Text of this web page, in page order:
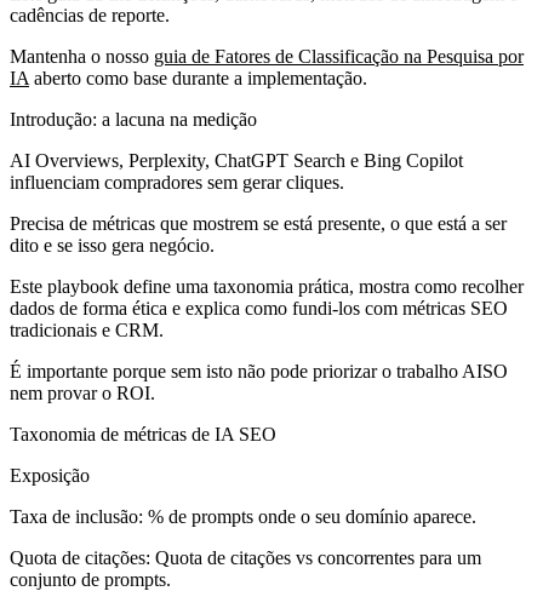
cadências de reporte.
Mantenha o nosso guia de Fatores de Classificação na Pesquisa por
IA aberto como base durante a implementação.
Introdução: a lacuna na medição
AI Overviews, Perplexity, ChatGPT Search e Bing Copilot
influenciam compradores sem gerar cliques.
Precisa de métricas que mostrem se está presente, o que está a ser
dito e se isso gera negócio.
Este playbook define uma taxonomia prática, mostra como recolher
dados de forma ética e explica como fundi-los com métricas SEO
tradicionais e CRM.
É importante porque sem isto não pode priorizar o trabalho AISO
nem provar o ROI.
Taxonomia de métricas de IA SEO
Exposição
Taxa de inclusão: % de prompts onde o seu domínio aparece.
Quota de citações: Quota de citações vs concorrentes para um
conjunto de prompts.